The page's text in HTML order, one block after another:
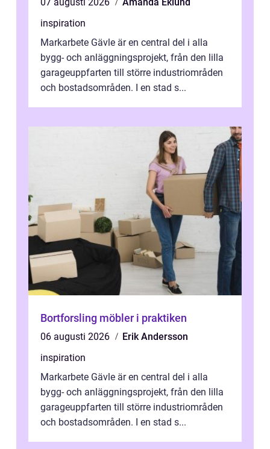
inspiration
Markarbete Gävle är en central del i alla
bygg- och anläggningsprojekt, från den lilla
garageuppfarten till större industriområden
och bostadsområden. I en stad s...
Bortforsling möbler i praktiken
06 augusti 2026
Erik Andersson
inspiration
Markarbete Gävle är en central del i alla
bygg- och anläggningsprojekt, från den lilla
garageuppfarten till större industriområden
och bostadsområden. I en stad s...